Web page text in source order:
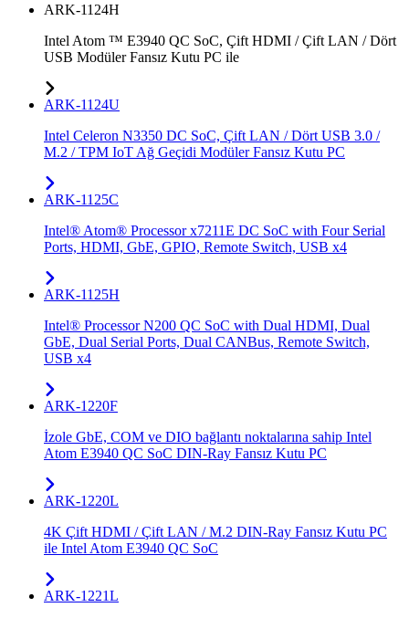
ARK-1124H
Intel Atom ™ E3940 QC SoC, Çift HDMI / Çift LAN / Dört
USB Modüler Fansız Kutu PC ile
ARK-1124U
Intel Celeron N3350 DC SoC, Çift LAN / Dört USB 3.0 /
M.2 / TPM IoT Ağ Geçidi Modüler Fansız Kutu PC
ARK-1125C
Intel® Atom® Processor x7211E DC SoC with Four Serial
Ports, HDMI, GbE, GPIO, Remote Switch, USB x4
ARK-1125H
Intel® Processor N200 QC SoC with Dual HDMI, Dual
GbE, Dual Serial Ports, Dual CANBus, Remote Switch,
USB x4
ARK-1220F
İzole GbE, COM ve DIO bağlantı noktalarına sahip Intel
Atom E3940 QC SoC DIN-Ray Fansız Kutu PC
ARK-1220L
4K Çift HDMI / Çift LAN / M.2 DIN-Ray Fansız Kutu PC
ile Intel Atom E3940 QC SoC
ARK-1221L